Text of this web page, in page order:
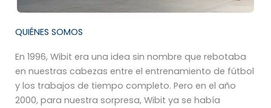
QUIÉNES SOMOS
En 1996, Wibit era una idea sin nombre que rebotaba
en nuestras cabezas entre el entrenamiento de fútbol
y los trabajos de tiempo completo. Pero en el año
2000, para nuestra sorpresa, Wibit ya se había